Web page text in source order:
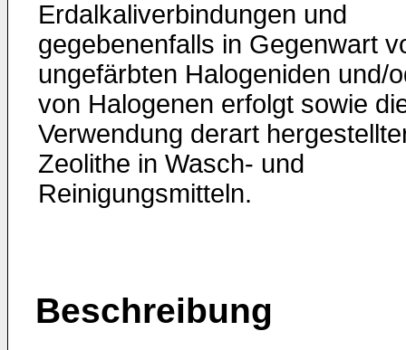
Erdalkaliverbindungen und
gegebenenfalls in Gegenwart
ungefärbten Halogeniden und/
von Halogenen erfolgt sowie
Verwendung derart
Zeolithe in Wasch- und
Reinigungsmitteln.
Beschreibung